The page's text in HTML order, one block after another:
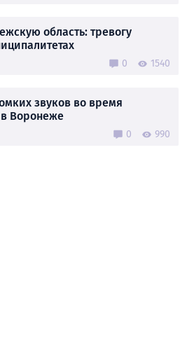
область: тревогу
0 1540
звуков во время
в Воронеже
0 990